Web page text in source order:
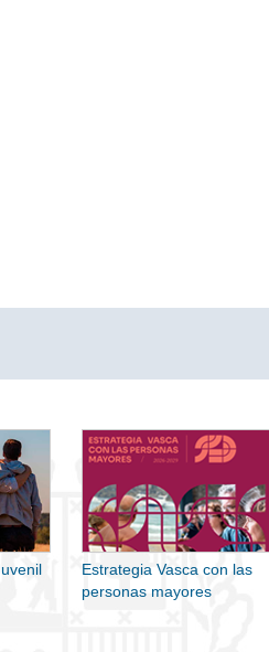
Estrategia Vasca con las
personas mayores